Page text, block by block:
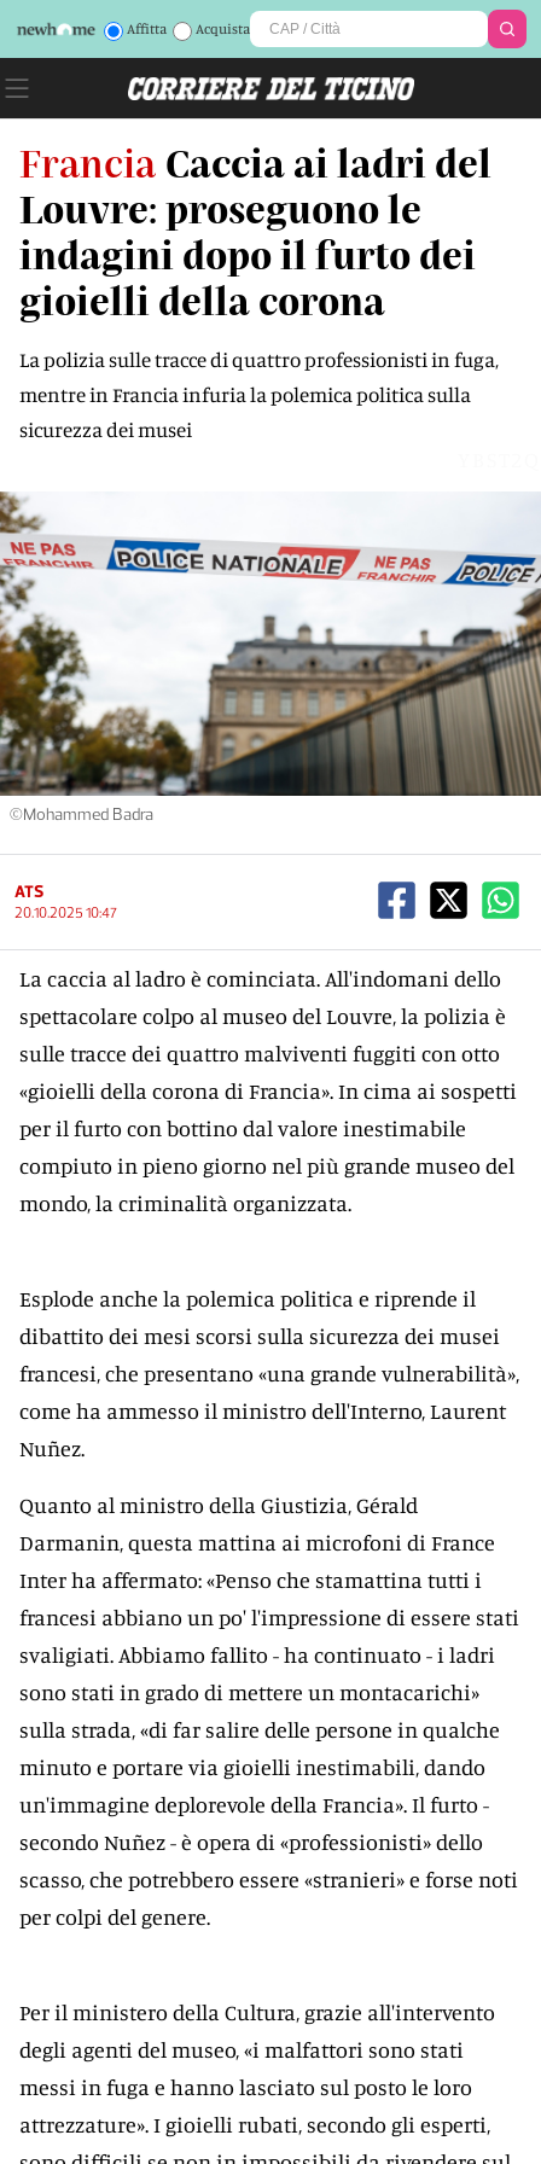
Affitta Acquista
Francia Caccia ai ladri del
Louvre: proseguono le
indagini dopo il furto dei
gioielli della corona
La polizia sulle tracce di quattro professionisti in fuga,
mentre in Francia infuria la polemica politica sulla
sicurezza dei musei
©Mohammed Badra
ATS
20.10.2025 10:47
La caccia al ladro è cominciata. All'indomani dello
spettacolare colpo al museo del Louvre, la polizia è
sulle tracce dei quattro malviventi fuggiti con otto
«gioielli della corona di Francia». In cima ai sospetti
per il furto con bottino dal valore inestimabile
compiuto in pieno giorno nel più grande museo del
mondo, la criminalità organizzata.
Esplode anche la polemica politica e riprende il
dibattito dei mesi scorsi sulla sicurezza dei musei
francesi, che presentano «una grande vulnerabilità»,
come ha ammesso il ministro dell'Interno, Laurent
Nuñez.
Quanto al ministro della Giustizia, Gérald
Darmanin, questa mattina ai microfoni di France
Inter ha affermato: «Penso che stamattina tutti i
francesi abbiano un po' l'impressione di essere stati
svaligiati. Abbiamo fallito - ha continuato - i ladri
sono stati in grado di mettere un montacarichi»
sulla strada, «di far salire delle persone in qualche
minuto e portare via gioielli inestimabili, dando
un'immagine deplorevole della Francia». Il furto -
secondo Nuñez - è opera di «professionisti» dello
scasso, che potrebbero essere «stranieri» e forse noti
per colpi del genere.
Per il ministero della Cultura, grazie all'intervento
degli agenti del museo, «i malfattori sono stati
messi in fuga e hanno lasciato sul posto le loro
attrezzature». I gioielli rubati, secondo gli esperti,